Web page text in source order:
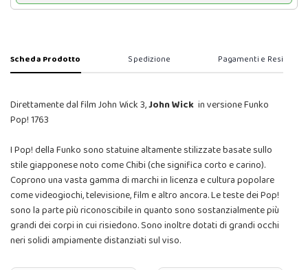
Scheda Prodotto Spedizione Pagamenti e Resi
Direttamente dal film John Wick 3,John Wick in versione Funko
Pop! 1763
I Pop! della Funko sono statuine altamente stilizzate basate sullo
stile giapponese noto come Chibi (che significa corto e carino).
Coprono una vasta gamma di marchi in licenza e cultura popolare
come videogiochi, televisione, film e altro ancora. Le teste dei Pop!
sono la parte più riconoscibile in quanto sono sostanzialmente più
grandi dei corpi in cui risiedono. Sono inoltre dotati di grandi occhi
neri solidi ampiamente distanziati sul viso.